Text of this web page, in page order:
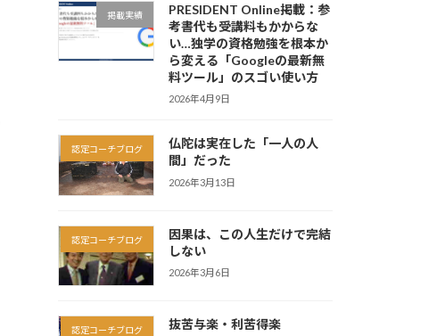
掲載実績
PRESIDENT Online掲載：参
考書代も受講料もかからな
い…独学の資格勉強を根本か
ら変える「Googleの最新無
料ツール」のスゴい使い方
2026年4月9日
認定コーチブログ
仏陀は実在した「一人の人
間」だった
2026年3月13日
認定コーチブログ
因果は、この人生だけで完結
しない
2026年3月6日
認定コーチブログ 抜苦与楽・利苦得楽